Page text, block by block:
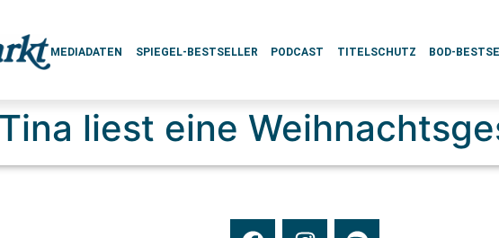
MEDIADATEN SPIEGEL-BESTSELLER PODCAST TITELSCHUTZ BOD-
liest eine